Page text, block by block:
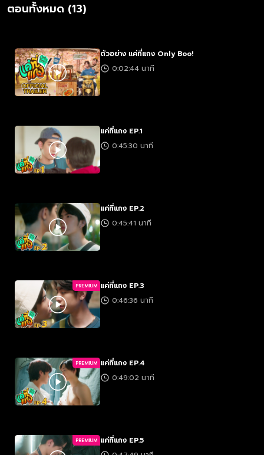
ตอนทั้งหมด (13)
ตัวอย่าง แค่ที่แกง Only Boo!
0:02:44 นาที
แค่ที่แกง EP.1
0:45:30 นาที
แค่ที่แกง EP.2
0:45:41 นาที
PREMIUM แค่ที่แกง EP.3
0:46:36 นาที
PREMIUM แค่ที่แกง EP.4
0:49:02 นาที
PREMIUM แค่ที่แกง EP.5